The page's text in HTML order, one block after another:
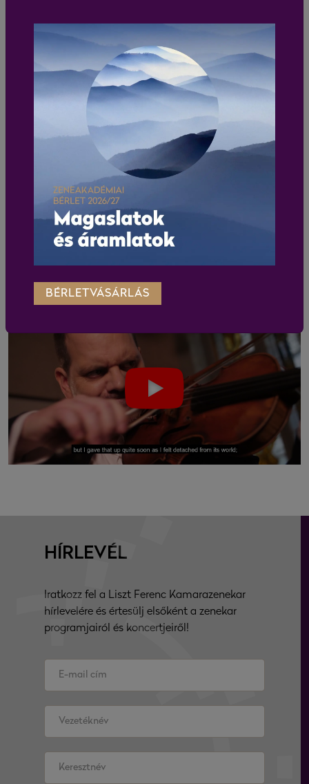
elkapnánk, megfognánk és a koncert végéig el sem
eresztenénk a közönséget.
Számomra az előadóművészet lényege, kiszakítani a
hétköznapokból és színes, izgalmas utazásra repíteni el az
Akkor tökéletes egy előadás, amikor a zene magával
ragadja a közönséget, és ha a koncert végén, amikor a taps
felrázza őket, mi csak ennyit mondanánk: „helló, jövő héten
is találkozunk”, boldogan csak annyit válaszolnának, hogy
„igen-igen, ott leszünk."
www.azember.hu)
HÍRLEVÉL
Iratkozz fel a Liszt Ferenc Kamarazenekar
hírlevelére és értesülj elsőként a zenekar
programjairól és koncertjeiről!
BÉRLETVÁSÁRLÁS